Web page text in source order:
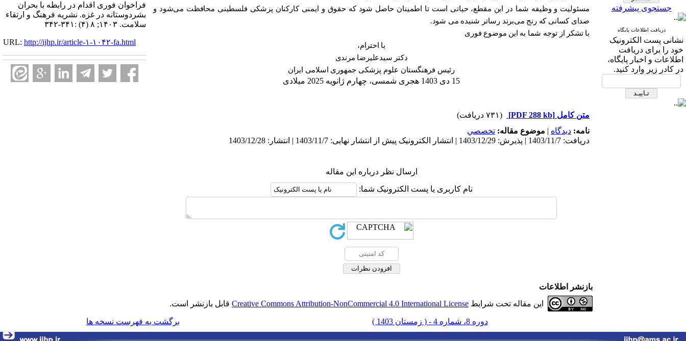
جستجوی پیشرفته
دریافت اطلاعات پایگاه
نشانی پست الکترونیک
خود را برای دریافت
اطلاعات و اخبار پایگاه،
در کادر زیر وارد کنید.
مسئولیت و وظیفه شما در این مقطع، حیاتی است تا اطمینان حاصل شود که حقوق و ایمنی کارکنان پزشکی فلسطینی محافظت می‌شود و
صدای کسانی که رنج می‌برند رساتر شنیده می ­شود.
با تشکر از توجه شما به این موضوع فوری
با احترام،
دکتر سیدعلیرضا مرندی
رئیس فرهنگستان علوم پزشکی جمهوری اسلامی ایران
15 دی 1403 هجری شمسی، چهارم ژانویه 2025 میلادی
متن کامل [PDF 288 kb]
(۷۳۱ دریافت)
نامه: ديدگاه | موضوع مقاله: تخصصي
دریافت: 1403/11/7 | پذیرش: 1403/12/29 | انتشار الکترونیک پیش از انتشار نهایی: 1403/11/7 | انتشار: 1403/12/28
ارسال نظر درباره این مقاله
نام کاربری یا پست الکترونیک شما:
فراخوان فوری اقدام در رابطه با بحران
بشردوستانه در غزه. نشريه فرهنگ و ارتقاء
سلامت. ۱۴۰۳; ۸ (۴) :۳۴۱-۳۴۲
URL: http://ijhp.ir/article-۱-۱۰۴۲-fa.html
بازنشر اطلاعات
این مقاله تحت شرایط Creative Commons Attribution-NonCommercial 4.0 International License قابل بازنشر است.
دوره 8، شماره 4 - ( زمستان 1403 ) برگشت به فهرست نسخه ها